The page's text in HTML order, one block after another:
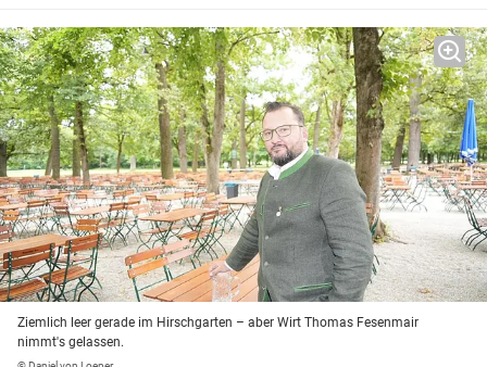
Ziemlich leer gerade im Hirschgarten – aber Wirt Thomas Fesenmair
nimmt's gelassen.